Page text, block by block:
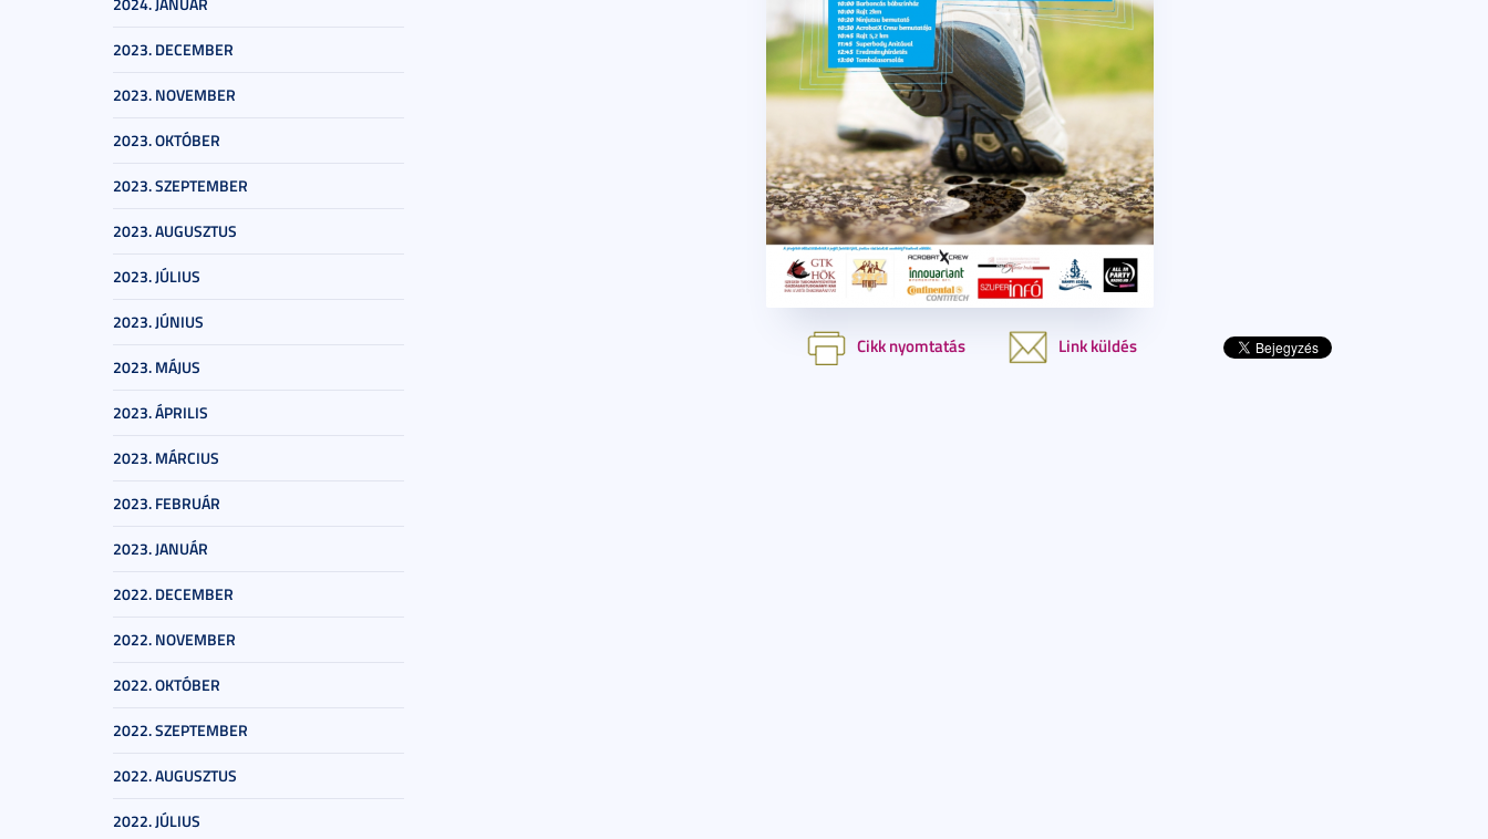
2023. DECEMBER
2023. NOVEMBER
2023. OKTÓBER
2023. SZEPTEMBER
2023. AUGUSZTUS
2023. JÚLIUS
2023. JÚNIUS
2023. MÁJUS
2023. ÁPRILIS
2023. MÁRCIUS
2023. FEBRUÁR
2023. JANUÁR
2022. DECEMBER
2022. NOVEMBER
2022. OKTÓBER
2022. SZEPTEMBER
2022. AUGUSZTUS
2022. JÚLIUS
Cikk nyomtatás Link küldés